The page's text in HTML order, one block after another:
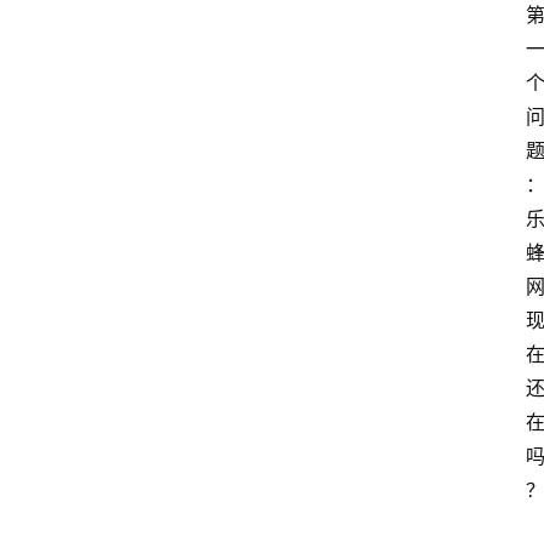
第
一
个
问
题
：
乐
蜂
网
现
在
还
在
吗
？